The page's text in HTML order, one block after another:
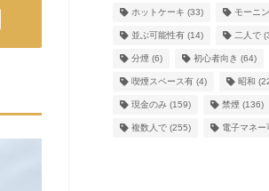
ホットケーキ (33) モーニ
並ぶ可能性有(14) 二人で
分煙(6) 初心者向き (64)
喫煙スペース有(4) 昭和
現金のみ(159) 禁煙(136)
複数人で(255) 電子マネー